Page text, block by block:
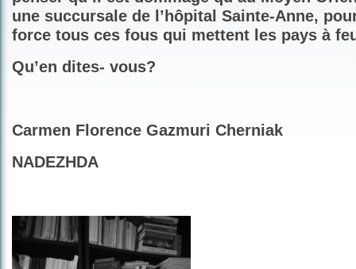
une succursale de l’hôpital Sainte-Anne,
force tous ces fous qui mettent les pays à
Qu’en dites- vous?
Carmen Florence Gazmuri Cherniak
NADEZHDA